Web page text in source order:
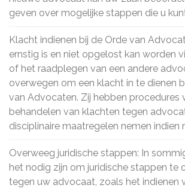
geven over mogelijke stappen die u
Klacht indienen bij de Orde van
ernstig is en niet opgelost kan worden
of het raadplegen van een andere
overwegen om een klacht in te dienen
van Advocaten. Zij hebben procedures
behandelen van klachten tegen
disciplinaire maatregelen nemen indien
Overweeg juridische stappen: In
het nodig zijn om juridische stappen te
tegen uw advocaat, zoals het indienen